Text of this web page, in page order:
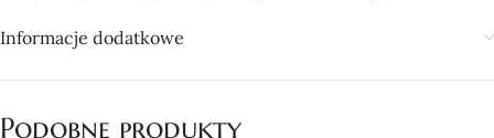
Informacje dodatkowe
Podobne produkty